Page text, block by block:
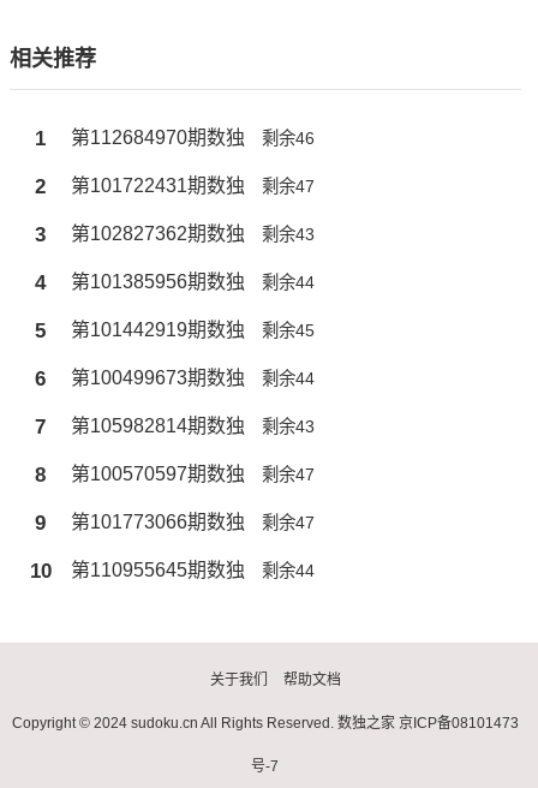
相关推荐
1 第112684970期数独 剩余46
2 第101722431期数独 剩余47
3 第102827362期数独 剩余43
4 第101385956期数独 剩余44
5 第101442919期数独 剩余45
6 第100499673期数独 剩余44
7 第105982814期数独 剩余43
8 第100570597期数独 剩余47
9 第101773066期数独 剩余47
10 第110955645期数独 剩余44
关于我们 帮助文档
Copyright © 2024 sudoku.cn All Rights Reserved. 数独之家 京ICP备08101473
号-7